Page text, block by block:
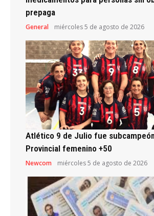
prepaga
General miércoles 5 de agosto de 2026
Atlético 9 de Julio fue
Provincial femenino +50
Newcom miércoles 5 de agosto de 2026